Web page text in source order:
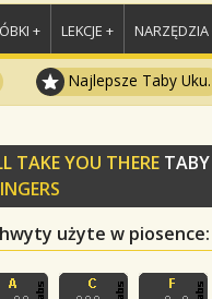
+ LEKCJE + NARZĘDZIA
Najlepsze Taby Ukulele
TAKE YOU THERE TABY
użyte w piosence